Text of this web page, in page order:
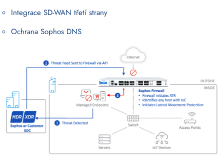
Integrace SD-WAN třetí strany
Ochrana Sophos DNS